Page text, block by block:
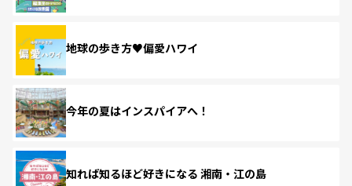
地球の歩き方♥偏愛ハワイ
今年の夏はインスパイアへ！
知れば知るほど好きになる 湘南・江の島